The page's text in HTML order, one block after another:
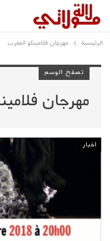
الرئيسية مهرجان فلامينكو المغرب
تصفح الوسم
مهرجان
اخبار